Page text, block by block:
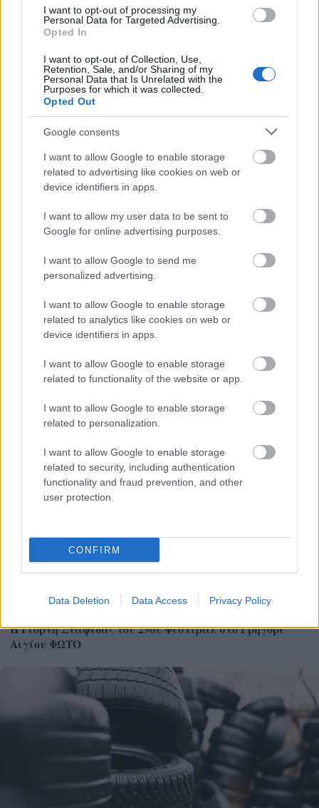
I want to opt-out of processing my
Personal Data for Targeted Advertising.
Opted In
I want to opt-out of Collection, Use,
Retention, Sale, and/or Sharing of my
Personal Data that Is Unrelated with the
Purposes for which it was collected.
Opted Out
Google consents
I want to allow Google to enable storage
related to advertising like cookies on web or
device identifiers in apps.
I want to allow my user data to be sent to
Google for online advertising purposes.
I want to allow Google to send me
personalized advertising.
I want to allow Google to enable storage
related to analytics like cookies on web or
device identifiers in apps.
I want to allow Google to enable storage
related to functionality of the website or app.
I want to allow Google to enable storage
related to personalization.
I want to allow Google to enable storage
related to security, including authentication
functionality and fraud prevention, and other
user protection.
CONFIRM
Data Deletion Data Access Privacy Policy
Θηλασμός: Το «θαύμα» των πρώτων 1.000 ημερών – Τι
συμβαίνει στον εγκέφαλο του μωρού
Χρησιμοποιείς Google passkeys για τους κωδικούς σου;
Και όμως μπορούν να τους κλέψουν
Η Γιορτή Σταφίδας του 29ου Φεστιβάλ στο Γρηγόρι
Αιγίου ΦΩΤΟ